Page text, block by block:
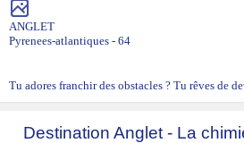
ANGLET
Pyrenees-atlantiques - 64
Tu adores franchir des obstacles ? Tu rêves de
Destination Anglet - La